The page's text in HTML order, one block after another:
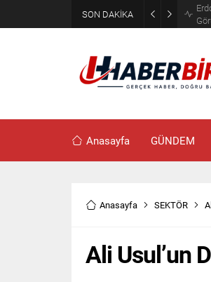
SON DAKİKA
Anasayfa GÜNDEM
Anasayfa SEKTÖR
Ali Usul’un